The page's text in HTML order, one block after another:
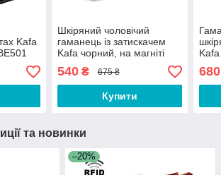
Kafa
Шкіряний чоловічий
гаманець із затискачем
Kafa чорний, на магніті
540₴ 675 ₴
Купити
680
та новинки
–20%